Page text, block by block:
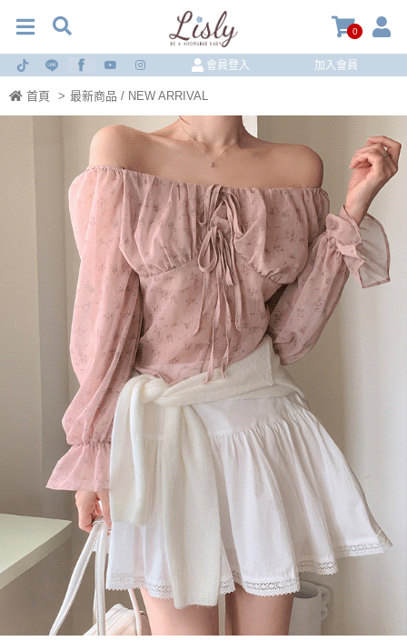
0
會員登入 加入會員
首頁 > 最新商品 / NEW ARRIVAL